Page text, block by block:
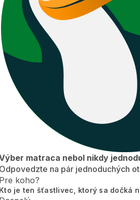
matraca nebol nikdy
Odpovedzte na pár jednoduchých
Pre koho?
Kto je ten šťastlivec, ktorý sa dočká